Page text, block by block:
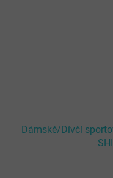
Dámské/Dívčí